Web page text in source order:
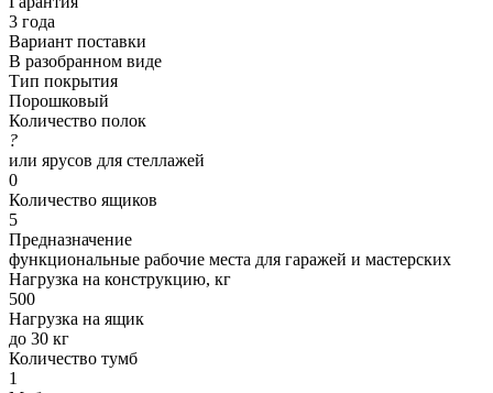
3 года
Вариант поставки
В разобранном виде
Тип покрытия
Порошковый
Количество полок
?
или ярусов для стеллажей
0
Количество ящиков
5
Предназначение
функциональные рабочие места для гаражей и мастерских
Нагрузка на конструкцию, кг
500
Нагрузка на ящик
до 30 кг
Количество тумб
1